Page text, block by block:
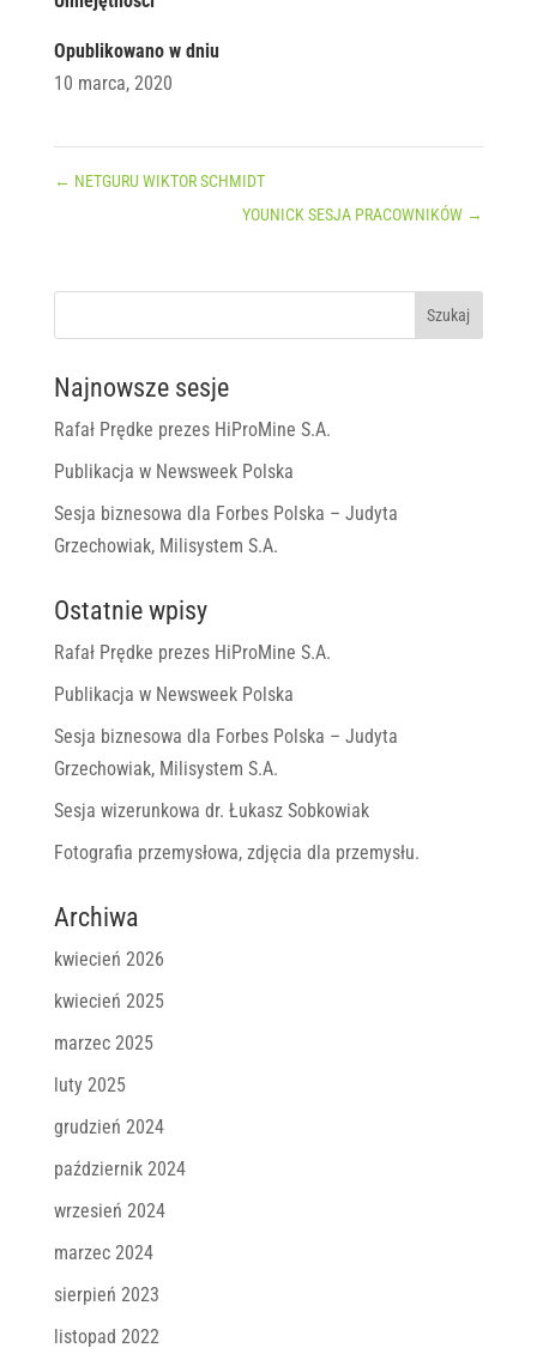
Opublikowano w dniu
10 marca, 2020
← NETGURU WIKTOR SCHMIDT
YOUNICK SESJA PRACOWNIKÓW →
Najnowsze sesje
Rafał Prędke prezes HiProMine S.A.
Publikacja w Newsweek Polska
Sesja biznesowa dla Forbes Polska – Judyta
Grzechowiak, Milisystem S.A.
Ostatnie wpisy
Rafał Prędke prezes HiProMine S.A.
Publikacja w Newsweek Polska
Sesja biznesowa dla Forbes Polska – Judyta
Grzechowiak, Milisystem S.A.
Sesja wizerunkowa dr. Łukasz Sobkowiak
Fotografia przemysłowa, zdjęcia dla przemysłu.
Archiwa
kwiecień 2026
kwiecień 2025
marzec 2025
luty 2025
grudzień 2024
październik 2024
wrzesień 2024
marzec 2024
sierpień 2023
listopad 2022